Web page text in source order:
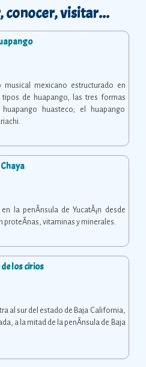
conocer, visitar...
mexicano estructurado en
tipos de huapango, las tres formas
huasteco; el huapango
Chaya
la penÃ­nsula de YucatÃ¡n desde
proteÃ­nas, vitaminas y minerales.
los cirios
al sur del estado de Baja California,
a la mitad de la penÃ­nsula de Baja